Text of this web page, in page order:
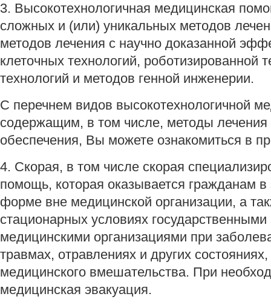
3. Высокотехнологичная медицинская
сложных и (или) уникальных методов
методов лечения с научно доказанной
клеточных технологий, роботизированной
технологий и методов генной инженерии.
С перечнем видов высокотехнологичной
содержащим, в том числе, методы лечения
обеспечения, Вы можете ознакомиться в
4. Скорая, в том числе скорая
помощь, которая оказывается гражданам
форме вне медицинской организации, а
стационарных условиях
медицинскими организациями при
травмах, отравлениях и других
медицинского вмешательства. При
медицинская эвакуация.